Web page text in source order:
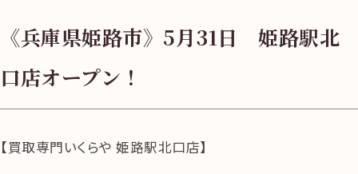
《兵庫県姫路市》5月31日 姫路駅北
口店オープン！
【買取専門いくらや 姫路駅北口店】